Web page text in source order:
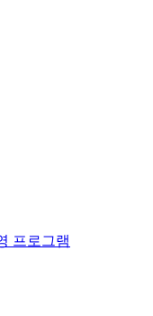
프로그램